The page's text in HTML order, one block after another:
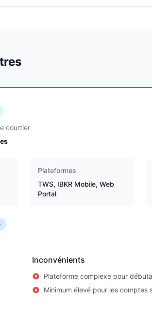
courtier
Plateformes
TWS, IBKR Mobile, Web
Portal
Inconvénients
Plateforme complexe pour
Minimum élevé pour les comptes